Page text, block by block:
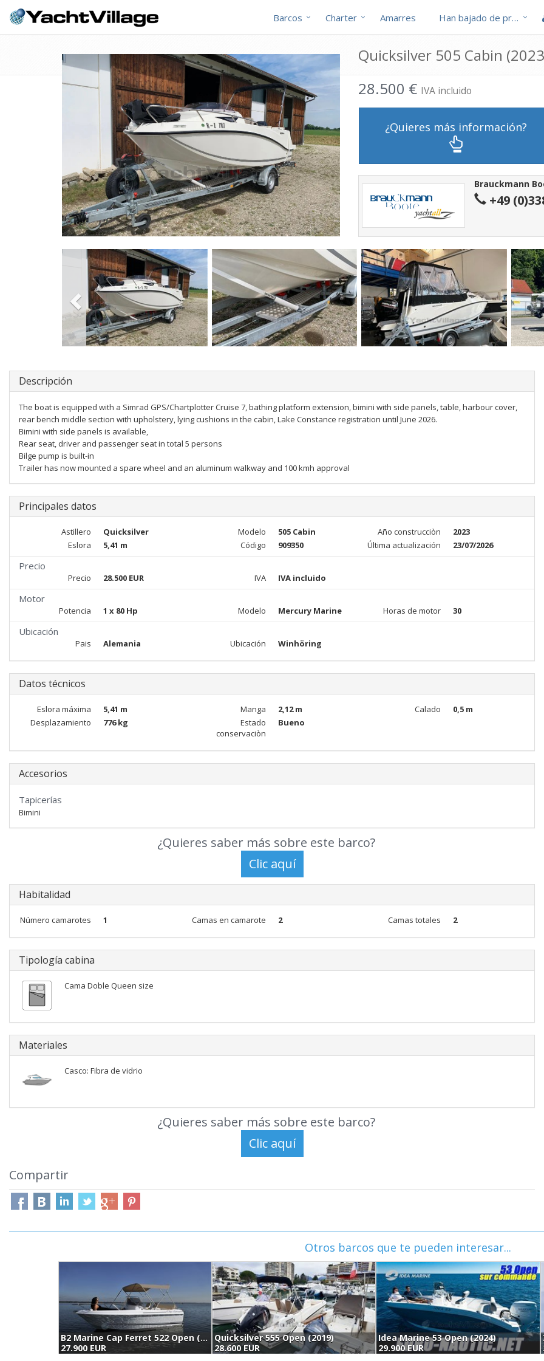
Barcos Charter Amarres Han bajado de precio
Quicksilver 505 Cabin
28.500 € IVA incluido
¿Quieres más información?
Brauckmann
+49
Descripción
The boat is equipped with a Simrad GPS/Chartplotter Cruise 7, bathing platform extension, bimini with side panels, table, harbour cover,
rear bench middle section with upholstery, lying cushions in the cabin, Lake Constance registration until June 2026.
Bimini with side panels is available,
Rear seat, driver and passenger seat in total 5 persons
Bilge pump is built-in
Trailer has now mounted a spare wheel and an aluminum walkway and 100 kmh approval
Principales datos
Astillero Quicksilver Modelo 505 Cabin Año construcciòn
2023
Eslora
5,41 m Código 909350 Última actualización 23/07/2026
Precio
Precio 28.500 EUR IVA IVA incluido
Motor
Potencia 1 x 80 Hp Modelo Mercury Marine Horas de motor 30
Ubicación
Pais Alemania Ubicación Winhöring
Datos técnicos
Eslora máxima 5,41 m Manga 2,12 m Calado
0,5 m
Desplazamiento
776 kg
Estado
conservaciòn
Bueno
Accesorios
Tapicerías
Bimini
¿Quieres saber más sobre este barco?
Habitalidad
Número camarotes 1 Camas en camarote 2 Camas totales 2
Tipología cabina
Cama Doble Queen size
Materiales
Casco: Fibra de vidrio
¿Quieres saber más sobre este barco?
Compartir
Otros barcos que te pueden interesar...
B2 Marine Cap Ferret 522 Open (2025)
27.900 EUR
Quicksilver 555 Open (2019)
28.600 EUR
Idea Marine 53 Open (2024)
29.900 EUR